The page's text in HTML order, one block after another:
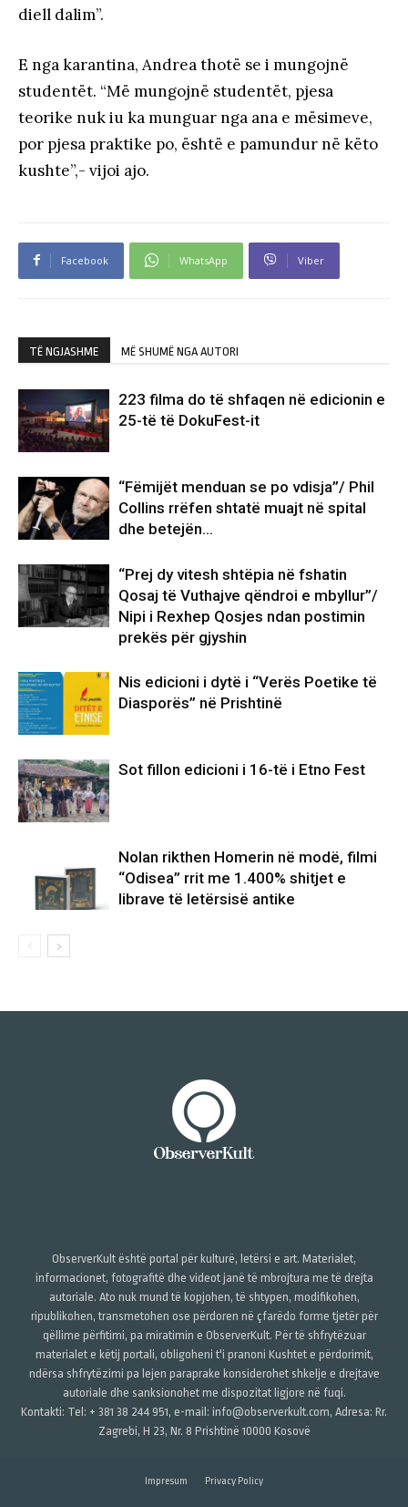
diell dalim”.
E nga karantina, Andrea thotë se i mungojnë
studentët. “Më mungojnë studentët, pjesa
teorike nuk iu ka munguar nga ana e mësimeve,
por pjesa praktike po, është e pamundur në këto
kushte”,- vijoi ajo.
Facebook WhatsApp Viber
TË NGJASHME MË SHUMË NGA AUTORI
223 filma do të shfaqen në edicionin e
25-të të DokuFest-it
“Fëmijët menduan se po vdisja”/ Phil
Collins rrëfen shtatë muajt në spital
dhe betejën…
“Prej dy vitesh shtëpia në fshatin
Qosaj të Vuthajve qëndroi e mbyllur”/
Nipi i Rexhep Qosjes ndan postimin
prekës për gjyshin
Nis edicioni i dytë i “Verës Poetike të
Diasporës” në Prishtinë
Sot fillon edicioni i 16-të i Etno Fest
Nolan rikthen Homerin në modë, filmi
“Odisea” rrit me 1.400% shitjet e
librave të letërsisë antike
ObserverKult është portal për kulturë, letërsi e art. Materialet,
informacionet, fotografitë dhe videot janë të mbrojtura me të drejta
autoriale. Ato nuk mund të kopjohen, të shtypen, modifikohen,
ripublikohen, transmetohen ose përdoren në çfarëdo forme tjetër për
qëllime përfitimi, pa miratimin e ObserverKult. Për të shfrytëzuar
materialet e këtij portali, obligoheni t'i pranoni Kushtet e përdorimit,
ndërsa shfrytëzimi pa lejen paraprake konsiderohet shkelje e drejtave
autoriale dhe sanksionohet me dispozitat ligjore në fuqi.
Kontakti: Tel: + 381 38 244 951, e-mail: info@observerkult.com, Adresa: Rr.
Zagrebi, H 23, Nr. 8 Prishtinë 10000 Kosovë
Impresum Privacy Policy